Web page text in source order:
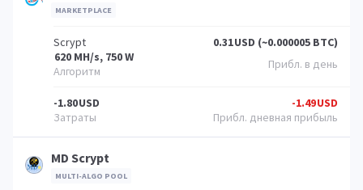
MARKETPLACE
Scrypt
620 MH/s, 750 W
0.31USD (~0.000005 BTC)
-1.80USD -1.49USD
MD Scrypt
MULTI-ALGO POOL